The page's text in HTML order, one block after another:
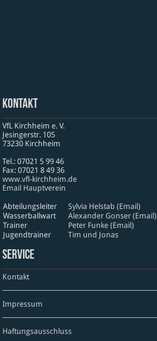
Kontakt
VfL Kirchheim e. V.
Jesinger­str. 105
73230 Kirch­heim
Tel.: 07021 5 99 46
Fax: 07021 8 49 36
www​.vfl​-kirch​heim​.de
Email Hauptverein
Abteilungsleiter
Sylvia Helstab (Email)
Wasserballwart
Alexander Gonser (Email)
Trainer
Peter Funke (Email)
Jugendtrainer
Tim und Jonas
Service
Kontakt
Impressum
Haftungsausschluss